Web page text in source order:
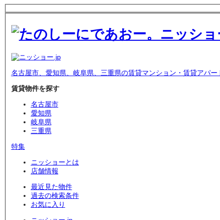
名古屋市、愛知県、岐阜県、三重県の賃貸マンション・賃貸アパー
賃貸物件を探す
名古屋市
愛知県
岐阜県
三重県
特集
ニッショーとは
店舗情報
最近見た物件
過去の検索条件
お気に入り